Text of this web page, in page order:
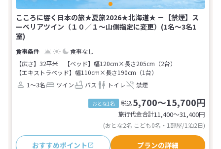
こころに響く日本の旅★夏旅2026★北海道★ －【禁煙】ス
ーペリアツイン（１０／１～山側指定に変更）(1名～3名1
室)
食事なし
【広さ】32平米
【ベッド】幅120cm×長さ205cm（2台）
【エキストラベッド】幅110cm×長さ190cm（1台）
1～3名
ツイン バス トイレ 禁煙
おとな1名 税込5,700～15,700円
旅行代金合計11,400〜31,400円
(おとな2名 こども0名・1部屋/1泊2日)
おすすめポイント プランの詳細